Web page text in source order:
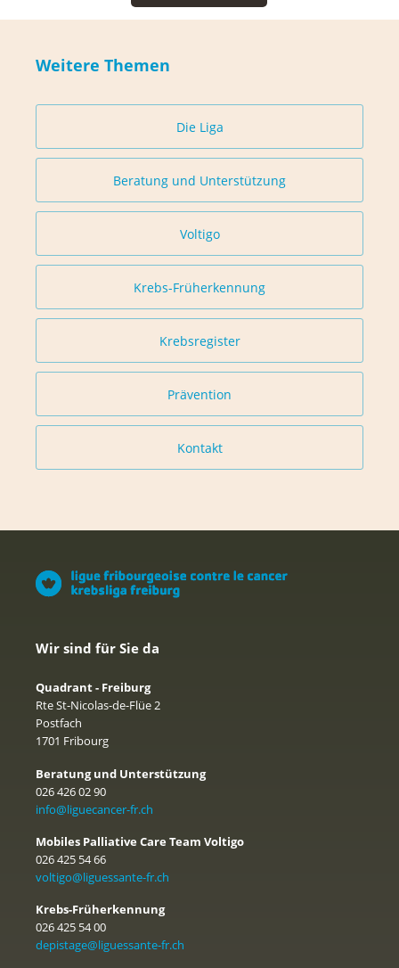
Weitere Themen
Die Liga
Beratung und Unterstützung
Voltigo
Krebs-Früherkennung
Krebsregister
Prävention
Kontakt
Wir sind für Sie da
Quadrant - Freiburg
Rte St-Nicolas-de-Flüe 2
Postfach
1701 Fribourg
Beratung und Unterstützung
026 426 02 90
info@liguecancer-fr.ch
Mobiles Palliative Care Team Voltigo
026 425 54 66
voltigo@liguessante-fr.ch
Krebs-Früherkennung
026 425 54 00
depistage@liguessante-fr.ch